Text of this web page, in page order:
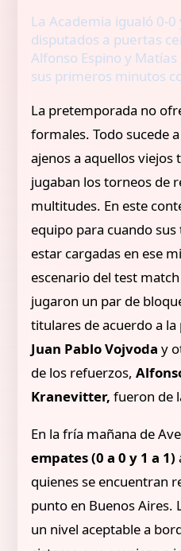
La Academia igualó 0-
disputados a puertas
Alfonso Espino y
sus primeros minutos
La pretemporada no
formales. Todo sucede
ajenos a aquellos viejos
jugaban los torneos de
multitudes. En este
equipo para cuando
estar cargadas en ese
escenario del test
jugaron un par de
titulares de acuerdo a
Juan Pablo Vojvoda y
de los refuerzos,
Kranevitter, fueron de
En la fría mañana de
empates (0 a 0 y 1 a 1)
quienes se encuentran
punto en Buenos
un nivel aceptable a